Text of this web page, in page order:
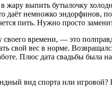
жару выпить бутылочку
даёт немножко эндорфинов,
пить. Нужно просто
своего времени, — это
свой вес в норме.
Плюс дата свадьбы
вид спорта или игровой?